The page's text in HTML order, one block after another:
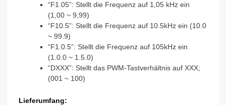
“F1.05”: Stellt die Frequenz auf 1,05 kHz ein
(1,00 ~ 9,99)
“F10.5”: Stellt die Frequenz auf 10.5kHz ein (10.0
~ 99.9)
“F1.0.5”: Stellt die Frequenz auf 105kHz ein
(1.0.0 ~ 1.5.0)
“DXXX”: Stellt das PWM-Tastverhältnis auf XXX;
(001 ~ 100)
Lieferumfang: